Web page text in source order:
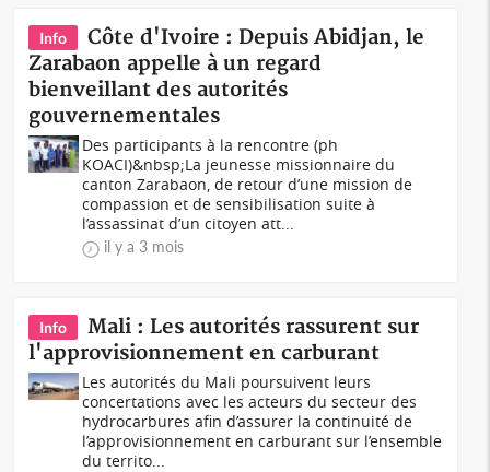
Info
Côte d'Ivoire : Depuis Abidjan, le
Zarabaon appelle à un regard
bienveillant des autorités
gouvernementales
Des participants à la rencontre (ph
KOACI)&nbsp;La jeunesse missionnaire du
canton Zarabaon, de retour d’une mission de
compassion et de sensibilisation suite à
l’assassinat d’un citoyen att...
il y a 3 mois
Info
Mali : Les autorités rassurent sur
l'approvisionnement en carburant
Les autorités du Mali poursuivent leurs
concertations avec les acteurs du secteur des
hydrocarbures afin d’assurer la continuité de
l’approvisionnement en carburant sur l’ensemble
du territo...